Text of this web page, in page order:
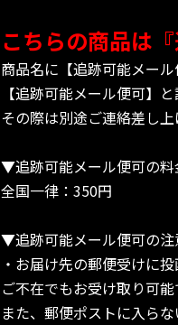
こちらの商品は
商品名に【追跡可能メー
【追跡可能メール便可】
その際は別途ご連絡差し上
▼追跡可能メール便可の料
全国一律：350円
▼追跡可能メール便可の注
・お届け先の郵便受けに
ご不在でもお受け取り可
また、郵便ポストに入ら